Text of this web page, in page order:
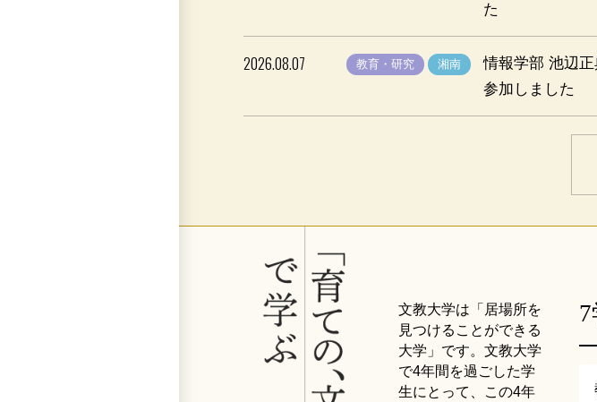
た
2026.08.07 教育・研究 湘南
情報学部 池辺
参加しました
文教大学は「居場所を
見つけることができる
大学」です。文教大学
で4年間を過ごした学
生にとって、この4年